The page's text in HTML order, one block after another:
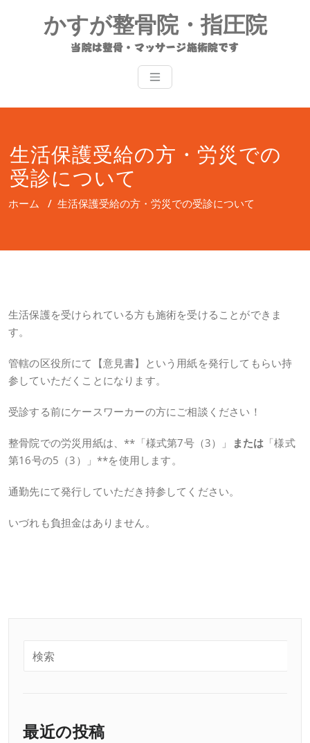
ス
プ
かすが整骨院・指圧院
当院は整骨・マッサージ施術院です
生活保護受給の方・労災での
受診について
ホーム / 生活保護受給の方・労災での受診について
生活保護を受けられている方も施術を受けることができま
す。
管轄の区役所にて【意見書】という用紙を発行してもらい持
参していただくことになります。
受診する前にケースワーカーの方にご相談ください！
整骨院での労災用紙は、 ** 「様式第7号（3）」 または 「様式
第16号の5（3）」 **を使用します。
通勤先にて発行していただき持参してください。
いづれも負担金はありません。
最近の投稿